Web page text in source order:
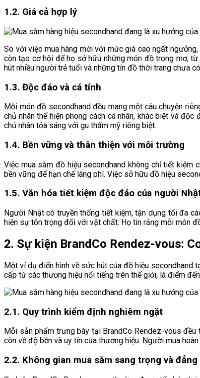
1.2. Giá cả hợp lý
So với việc mua hàng mới với mức giá cao ngất
còn tạo cơ hội để họ sở hữu những món đồ trong mơ,
hút nhiều người trẻ tuổi và những tín đồ thời trang chưa
1.3. Độc đáo và cá tính
Mỗi món đồ secondhand đều mang một câu chuyện
chủ nhân thể hiện phong cách cá nhân, khác biệt và
chủ nhân tỏa sáng với gu thẩm mỹ riêng biệt.
1.4. Bền vững và thân thiện với môi trường
Việc mua sắm đồ hiệu secondhand không chỉ tiết kiệm
bền vững để hạn chế lãng phí. Việc sở hữu đồ hiệu
1.5. Văn hóa tiết kiệm độc đáo của người
Người Nhật có truyền thống tiết kiệm, tận dụng tối đa
hiện sự tôn trọng đối với vật chất. Họ tin rằng mỗi món
2. Sự kiện BrandCo Rendez-vous:
Một ví dụ điển hình về sức hút của đồ hiệu secondhand
cấp từ các thương hiệu nổi tiếng trên thế giới, là điểm
2.1. Quy trình kiểm định nghiêm ngặt
Mỗi sản phẩm trưng bày tại BrandCo Rendez-vous
còn về độ bền và uy tín của thương hiệu. Người mua
2.2. Không gian mua sắm sang trọng và đẳng